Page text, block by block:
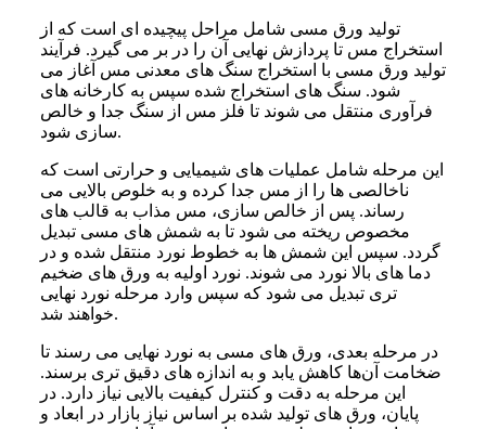
تولید ورق مسی شامل مراحل پیچیده‌ ای است که از
استخراج مس تا پردازش نهایی آن را در بر می‌ گیرد. فرآیند
تولید ورق مسی با استخراج سنگ‌ های معدنی مس آغاز می‌
شود. سنگ‌ های استخراج شده سپس به کارخانه‌ های
فرآوری منتقل می‌ شوند تا فلز مس از سنگ جدا و خالص‌
سازی شود.
این مرحله شامل عملیات‌ های شیمیایی و حرارتی است که
ناخالصی‌ ها را از مس جدا کرده و به خلوص بالایی می‌
رساند. پس از خالص‌ سازی، مس مذاب به قالب‌ های
مخصوص ریخته می‌ شود تا به شمش‌ های مسی تبدیل
گردد. سپس این شمش‌ ها به خطوط نورد منتقل شده و در
دما های بالا نورد می‌ شوند. نورد اولیه به ورق‌ های ضخیم‌
تری تبدیل می‌ شود که سپس وارد مرحله نورد نهایی
خواهند شد.
در مرحله بعدی، ورق‌ های مسی به نورد نهایی می‌ رسند تا
ضخامت آن‌ها کاهش یابد و به اندازه‌ های دقیق‌ تری برسند.
این مرحله به دقت و کنترل کیفیت بالایی نیاز دارد. در
پایان، ورق‌ های تولید شده بر اساس نیاز بازار در ابعاد و